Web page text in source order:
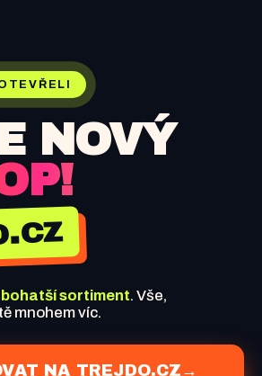
NOVÝ
bohatší sortiment. Vše,
mnohem víc.
NA TREJDO.CZ →